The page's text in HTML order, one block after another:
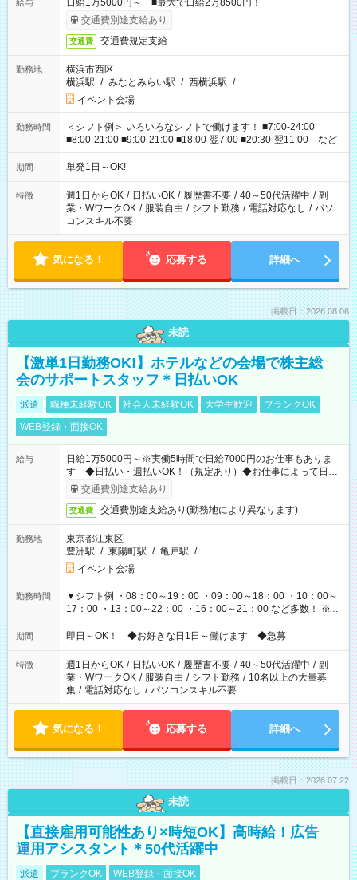
給与
日給1万5000円～ ■最大で日給2万8500円！
交通費別途支給あり
交通費 交通費規定支給
勤務地
横浜市西区
横浜駅 / みなとみらい駅 / 西横浜駅 / …
イベント会場
勤務時間
＜シフト例＞ いろいろなシフトで働けます！ ■7:00-24:00
■8:00-21:00 ■9:00-21:00 ■18:00-翌7:00 ■20:30-翌11:00 など
期間 単発1日～OK!
特徴 週1日からOK / 日払いOK / 履歴書不要 / 40～50代活躍中 / 副
業・WワークOK / 服装自由 / シフト勤務 / 電話対応なし / パソ
コンスキル不要
気になる！ 応募する 詳細へ
掲載日：2026.08.06
未読
【激単1日勤務OK!】ホテルなどの会場で株主総
会のサポートスタッフ＊日払いOK
派遣 職種未経験OK 社会人未経験OK 大学生歓迎
ブランクOK
WEB登録・面接OK
給与
日給1万5000円～※実働5時間で日給7000円のお仕事もありま
す ◆日払い・週払いOK！（規定あり）◆お仕事によって日給
も異なります
交通費別途支給あり
交通費 交通費別途支給あり(勤務地により異なります)
勤務地
東京都江東区
豊洲駅 / 東陽町駅 / 亀戸駅 / …
イベント会場
勤務時間
▼シフト例 ・08：00～19：00 ・09：00～18：00 ・10：00～
17：00 ・13：00～22：00 ・16：00～21：00 など多数！ ※お
仕事により勤務時間が異なります
期間 即日～OK！ ◆お好きな日1日～働けます ◆急募
特徴 週1日からOK / 日払いOK / 履歴書不要 / 40～50代活躍中 / 副
業・WワークOK / 服装自由 / シフト勤務 / 10名以上の大量募
集 / 電話対応なし / パソコンスキル不要
気になる！ 応募する 詳細へ
掲載日：2026.07.22
未読
【直接雇用可能性あり×時短OK】高時給！広告
運用アシスタント＊50代活躍中
派遣 ブランクOK WEB登録・面接OK